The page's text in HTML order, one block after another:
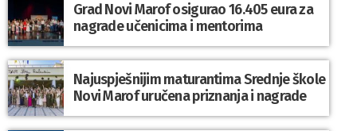
Grad Novi Marof osigurao 16.405 eura za
nagrade učenicima i mentorima
Najuspješnijim maturantima Srednje škole
Novi Marof uručena priznanja i nagrade